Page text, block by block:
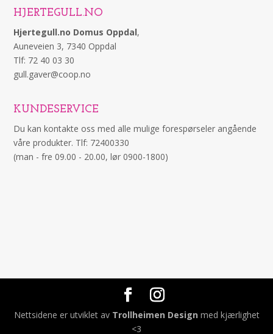
HJERTEGULL.NO
Hjertegull.no Domus Oppdal,
Auneveien 3, 7340 Oppdal
Tlf: 72 40 03 30
gull.gaver@coop.no
KUNDESERVICE
Du kan kontakte oss med alle mulige forespørseler angående
våre produkter. Tlf: 72400330
(man - fre 09.00 - 20.00, lør 0900-1800)
Nettsidene er utviklet av Trollheimen Design med kjærlighet
<3